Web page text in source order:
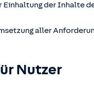
Einhaltung der Inhalte
aller
Nutzer